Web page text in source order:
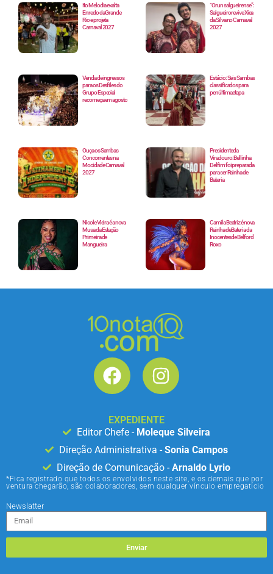
Ito Melodia exalta
Enredo da Grande
Rio e projeta
Carnaval 2027
“Orun salgueirense”:
Salgueiro revive Xica
da Silva no Carnaval
2027
Venda de ingressos
para os Desfiles do
Grupo Especial
recomeça em agosto
Estácio: Seis Sambas
classificados para
penúltima etapa
Ouça os Sambas
Concorrentes na
Mocidade Carnaval
2027
Presidente da
Viradouro: Bellinha
Delfim foi preparada
para ser Rainha de
Bateria
Nicole Vieira é a nova
Musa da Estação
Primeira de
Mangueira
Camila Beatriz é nova
Rainha de Bateria da
Inocentes de Belford
Roxo
EXPEDIENTE
Editor Chefe - Moleque Silveira
Direção Administrativa -Sonia Campos
Direção de Comunicação -Arnaldo Lyrio
*Fica registrado que todos os envolvidos neste site, e os demais que por
ventura chegarão, são colaboradores, sem qualquer vínculo empregatício
Newslatter
Enviar